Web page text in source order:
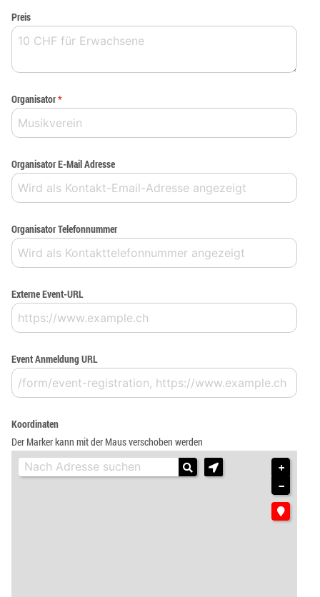
Preis
Organisator*
Organisator E-Mail Adresse
Organisator Telefonnummer
Externe Event-URL
Event Anmeldung URL
Koordinaten
Der Marker kann mit der Maus verschoben werden
+
−